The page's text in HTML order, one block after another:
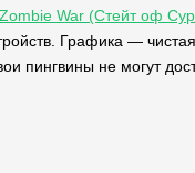
War (Стейт оф
Графика —
пингвины не могут